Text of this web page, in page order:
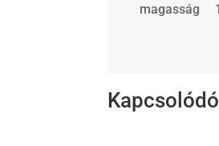
magasság